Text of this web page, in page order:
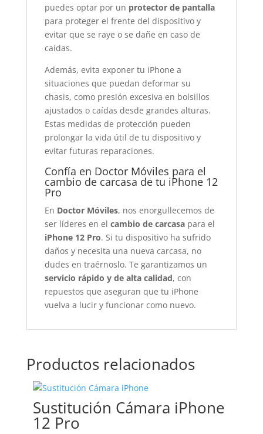
puedes optar por un protector de pantalla
para proteger el frente del dispositivo y
evitar que se raye o se dañe en caso de
caídas.
Además, evita exponer tu iPhone a
situaciones que puedan deformar su
chasis, como presión excesiva en bolsillos
ajustados o caídas desde grandes alturas.
Estas medidas de protección pueden
prolongar la vida útil de tu dispositivo y
evitar futuras reparaciones.
Confía en Doctor Móviles para el
cambio de carcasa de tu iPhone 12
Pro
En Doctor Móviles, nos enorgullecemos de
ser líderes en el cambio de carcasapara el
iPhone 12 Pro. Si tu dispositivo ha sufrido
daños y necesita una nueva carcasa, no
dudes en traérnoslo. Te garantizamos un
servicio rápido y de alta calidad, con
repuestos que aseguran que tu iPhone
vuelva a lucir y funcionar como nuevo.
Productos relacionados
Sustitución Cámara iPhone
12 Pro